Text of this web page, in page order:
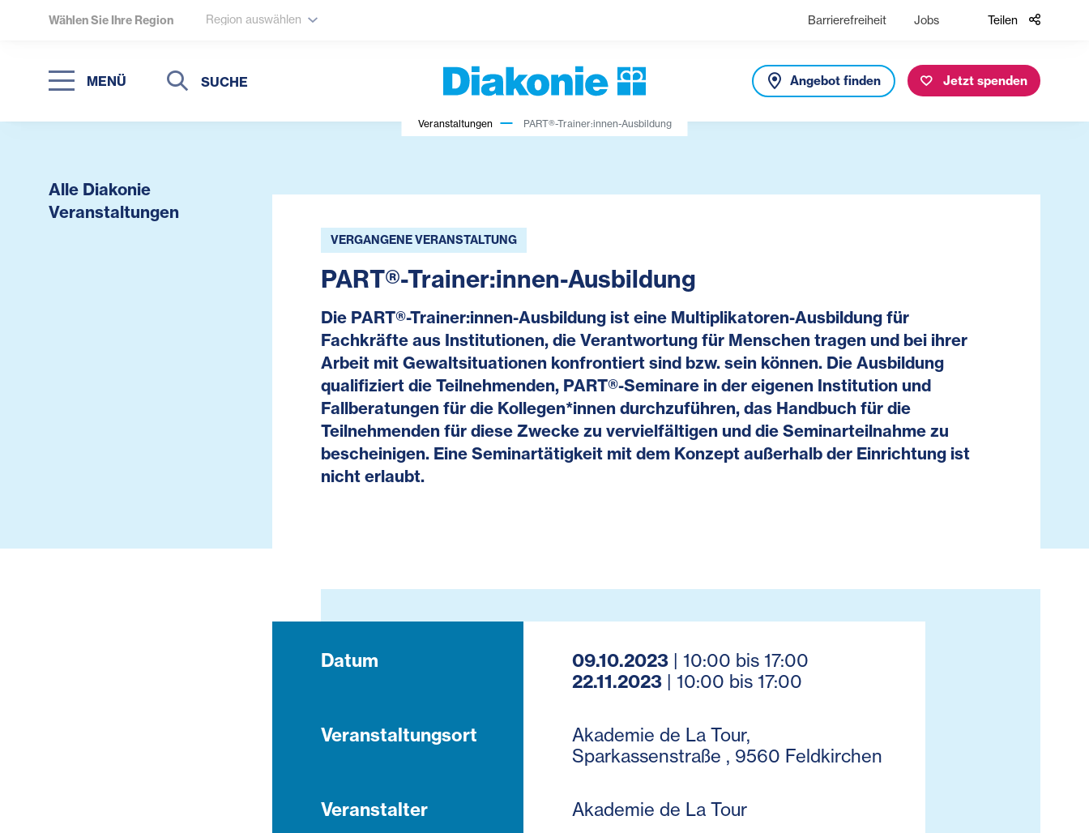
Wählen Sie Ihre Region Region auswählen Barrierefreiheit Jobs Teilen
MENÜ
Suche
Suche
Angebot finden Jetzt spenden
Veranstaltungen PART®-Trainer:innen-Ausbildung
Alle Diakonie
Veranstaltungen
VERGANGENE VERANSTALTUNG
PART®-Trainer:innen-Ausbildung
Die PART®-Trainer:innen-Ausbildung ist eine Multiplikatoren-Ausbildung für
Fachkräfte aus Institutionen, die Verantwortung für Menschen tragen und bei ihrer
Arbeit mit Gewaltsituationen konfrontiert sind bzw. sein können. Die Ausbildung
qualifiziert die Teilnehmenden, PART®-Seminare in der eigenen Institution und
Fallberatungen für die Kollegen*innen durchzuführen, das Handbuch für die
Teilnehmenden für diese Zwecke zu vervielfältigen und die Seminarteilnahme zu
bescheinigen. Eine Seminartätigkeit mit dem Konzept außerhalb der Einrichtung ist
nicht erlaubt.
Datum 09.10.2023 | 10:00 bis 17:00
22.11.2023 | 10:00 bis 17:00
Veranstaltungsort
Akademie de La Tour,
Sparkassenstraße , 9560 Feldkirchen
Veranstalter Akademie de La Tour